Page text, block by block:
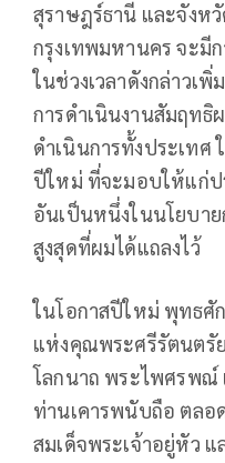
สุราษฎร์ธานี และจังห
กรุงเทพมหานคร จะมี
ในช่วงเวลาดังกล่าวเ
การดำเนินงานสัมฤทธิ
ดำเนินการทั้งประเทศ
ปีใหม่ ที่จะมอบให้แก่ป
อันเป็นหนึ่งในนโยบาย
สูงสุดที่ผมได้แถลงไว้
ในโอกาสปีใหม่ พุทธศั
แห่งคุณพระศรีรัตนตรั
โลกนาถ พระไพศรพณ์
ท่านเคารพนับถือ ตล
สมเด็จพระเจ้าอยู่หัว แ